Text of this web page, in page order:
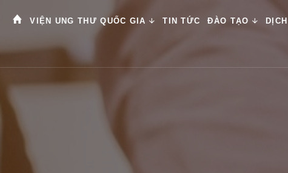
VIỆN UNG THƯ QUỐC GIA TIN TỨC ĐÀO TẠO